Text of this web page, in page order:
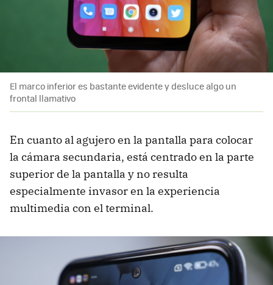
El marco inferior es bastante evidente y desluce algo un
frontal llamativo
En cuanto al agujero en la pantalla para colocar
la cámara secundaria, está centrado en la parte
superior de la pantalla y no resulta
especialmente invasor en la experiencia
multimedia con el terminal.